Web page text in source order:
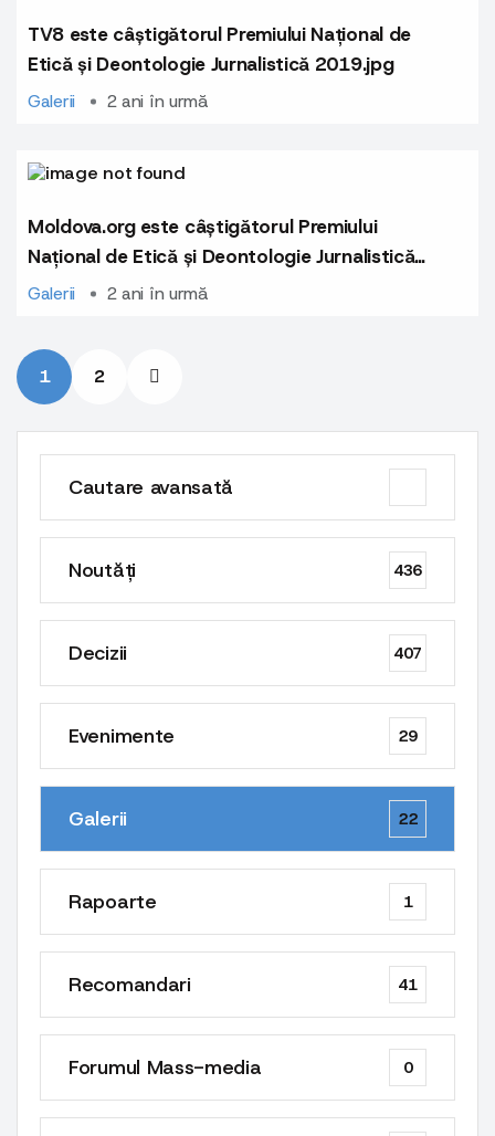
TV8 este câștigătorul Premiului Național de
Etică și Deontologie Jurnalistică 2019.jpg
Galerii 2 ani în urmă
Moldova.org este câștigătorul Premiului
Național de Etică și Deontologie Jurnalistică
2021.jpg
Galerii 2 ani în urmă
1 2
Cautare avansată
Noutăți 436
Decizii 407
Evenimente 29
Galerii 22
Rapoarte 1
Recomandari 41
Forumul Mass-media 0